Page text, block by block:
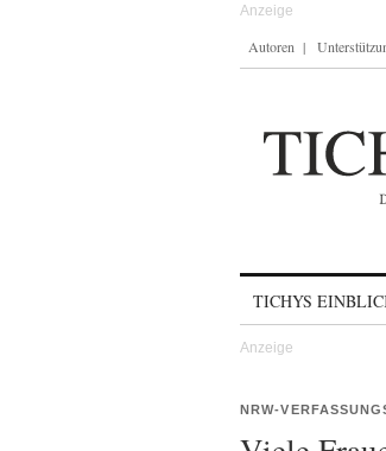
Autoren
TICHYS
NRW-